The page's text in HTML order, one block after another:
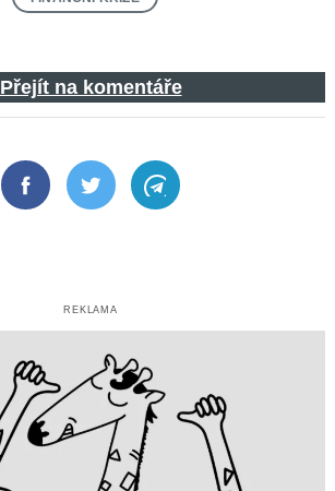
Přejít na komentáře
FacebookTwitter Telegram
REKLAMA